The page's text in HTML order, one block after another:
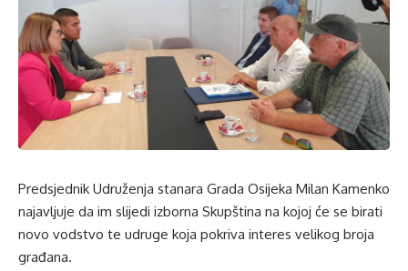
Predsjednik Udruženja stanara Grada Osijeka Milan Kamenko
najavljuje da im slijedi izborna Skupština na kojoj će se birati
novo vodstvo te udruge koja pokriva interes velikog broja
građana.